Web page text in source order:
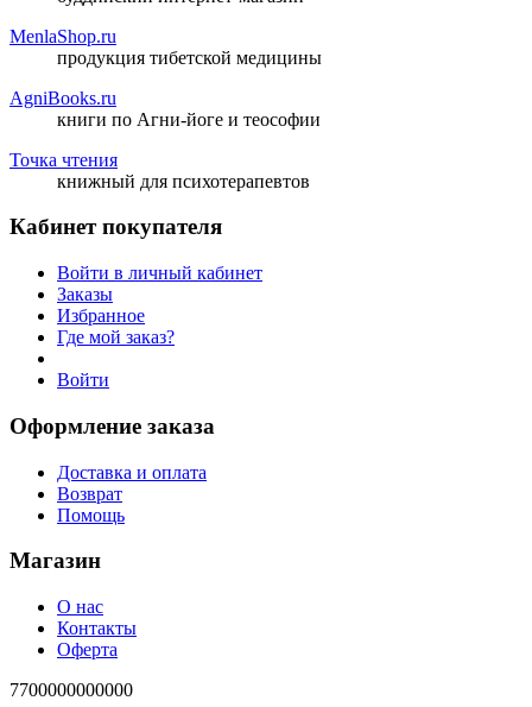
MenlaShop.ru
продукция тибетской медицины
AgniBooks.ru
книги по Агни-йоге и теософии
Точка чтения
книжный для психотерапевтов
Кабинет покупателя
Войти в личный кабинет
Заказы
Избранное
Где мой заказ?
Войти
Оформление заказа
Доставка и оплата
Возврат
Помощь
Магазин
О нас
Контакты
Оферта
7700000000000